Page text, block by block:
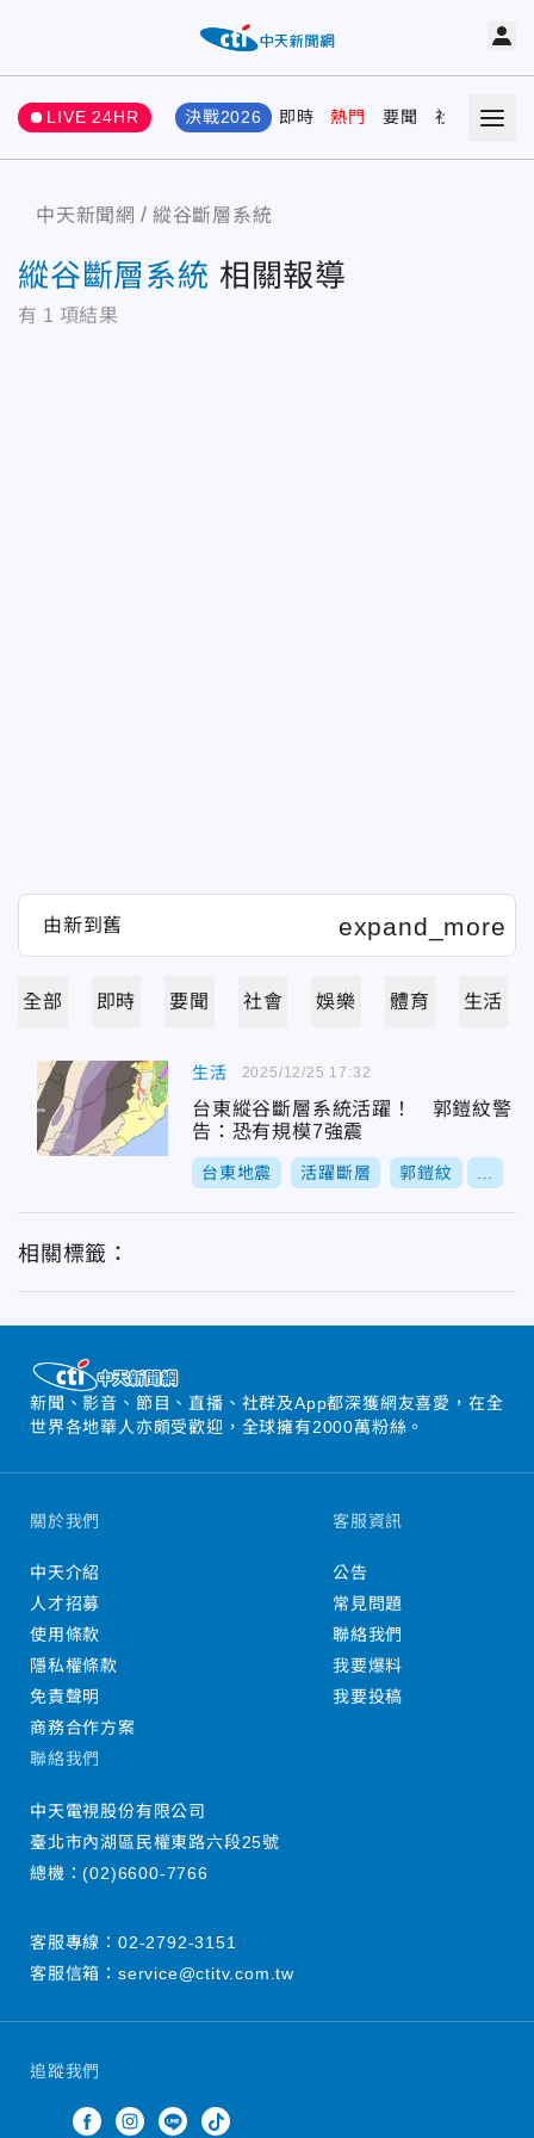
LIVE 24HR 決戰2026 即時 熱門 要聞 社會 娛樂
中天新聞網 縱谷斷層系統
縱谷斷層系統 相關報導
有 1 項結果
全部 即時 要聞 社會 娛樂 體育 生活
生活
台東縱谷斷層系統活躍！ 郭鎧紋警
告：恐有規模7強震
台東地震 活躍斷層 郭鎧紋
2025/12/25 17:32
相關標籤：
新聞、影音、節目、直播、社群及App都深獲網友喜愛，在全
世界各地華人亦頗受歡迎，全球擁有2000萬粉絲。
追蹤我們
關於我們
中天介紹
人才招募
使用條款
隱私權條款
免責聲明
商務合作方案
客服資訊
公告
常見問題
聯絡我們
我要爆料
我要投稿
聯絡我們
中天電視股份有限公司
臺北市內湖區民權東路六段25號
總機：(02)6600-7766
客服專線： 02-2792-3151
客服信箱： service@ctitv.com.tw